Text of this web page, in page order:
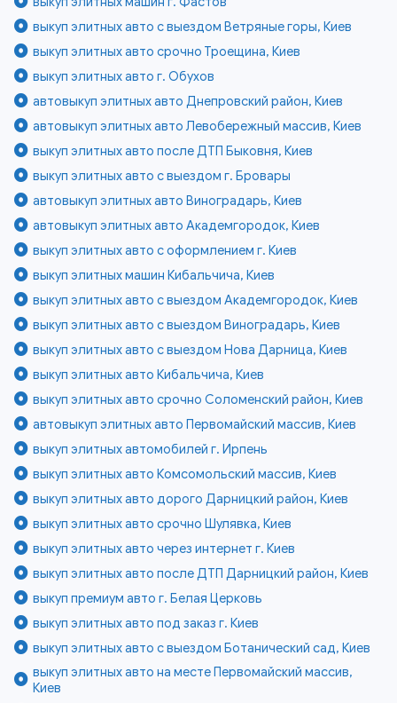
выкуп элитных авто с выездом Ветряные горы, Киев
выкуп элитных авто срочно Троещина, Киев
выкуп элитных авто г. Обухов
автовыкуп элитных авто Днепровский район, Киев
автовыкуп элитных авто Левобережный массив, Киев
выкуп элитных авто после ДТП Быковня, Киев
выкуп элитных авто с выездом г. Бровары
автовыкуп элитных авто Виноградарь, Киев
автовыкуп элитных авто Академгородок, Киев
выкуп элитных авто с оформлением г. Киев
выкуп элитных машин Кибальчича, Киев
выкуп элитных авто с выездом Академгородок, Киев
выкуп элитных авто с выездом Виноградарь, Киев
выкуп элитных авто с выездом Нова Дарница, Киев
выкуп элитных авто Кибальчича, Киев
выкуп элитных авто срочно Соломенский район, Киев
автовыкуп элитных авто Первомайский массив, Киев
выкуп элитных автомобилей г. Ирпень
выкуп элитных авто Комсомольский массив, Киев
выкуп элитных авто дорого Дарницкий район, Киев
выкуп элитных авто срочно Шулявка, Киев
выкуп элитных авто через интернет г. Киев
выкуп элитных авто после ДТП Дарницкий район, Киев
выкуп премиум авто г. Белая Церковь
выкуп элитных авто под заказ г. Киев
выкуп элитных авто с выездом Ботанический сад, Киев
выкуп элитных авто на месте Первомайский массив,
Киев